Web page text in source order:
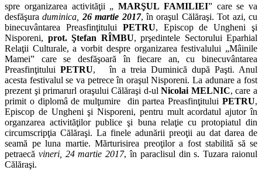
spre organizarea activităţii „ MARŞUL FAMILIEI” care se va
desfăşuraduminica, 26 martie 2017, în oraşul Călăraşi. Tot azi, cu
binecuvântarea Preasfinţitului PETRU, Episcop de Ungheni şi
Nisporeni, prot. Ştefan RÎMBU, prşedintele Sectorului Eparhial
Relaţii Culturale, a vorbit despre organizarea festivalului „Mâinile
Mamei” care se desfăşoară în fiecare an, cu binecuvântarea
PreasfinţituluiPETRU,
în a treia Duminică după Paşti. Anul
acesta festivalul se va petrece în oraşul Nisporeni. La adunare a fost
prezent şi primarurl oraşului Călăraşi d-ulNicolai MELNIC, care a
primit o diplomâ de mulţumire din partea Preasfinţitului PETRU,
Episcop de Ungheni şi Nisporeni, pentru mult acordatul ajutor în
organzarea activităţilor publice şi buna relaţie cu protopiatul din
circumscripţia Călăraşi. La finele adunării preoţii au dat darea de
seamă pe luna martie. Mărturisirea preoţilor a fost stabilită să se
petraecă vineri, 24 martie 2017, în paraclisul din s. Tuzara raionul
Călăraşi.